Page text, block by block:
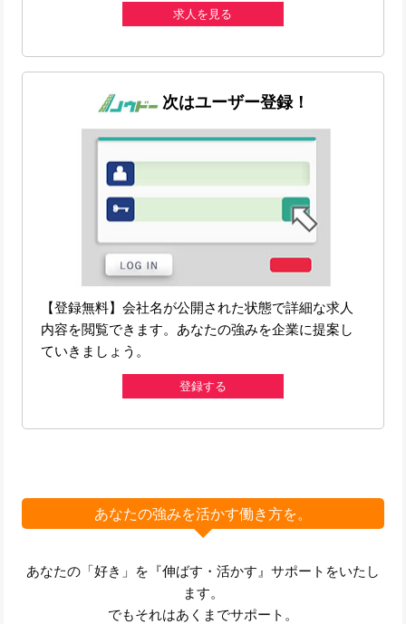
求人を見る
次はユーザー登録！
【登録無料】会社名が公開された状態で詳細な求人
内容を閲覧できます。あなたの強みを企業に提案し
ていきましょう。
登録する
あなたの強みを活かす働き方を。
あなたの「好き」を『伸ばす・活かす』サポートをいたし
ます。
でもそれはあくまでサポート。